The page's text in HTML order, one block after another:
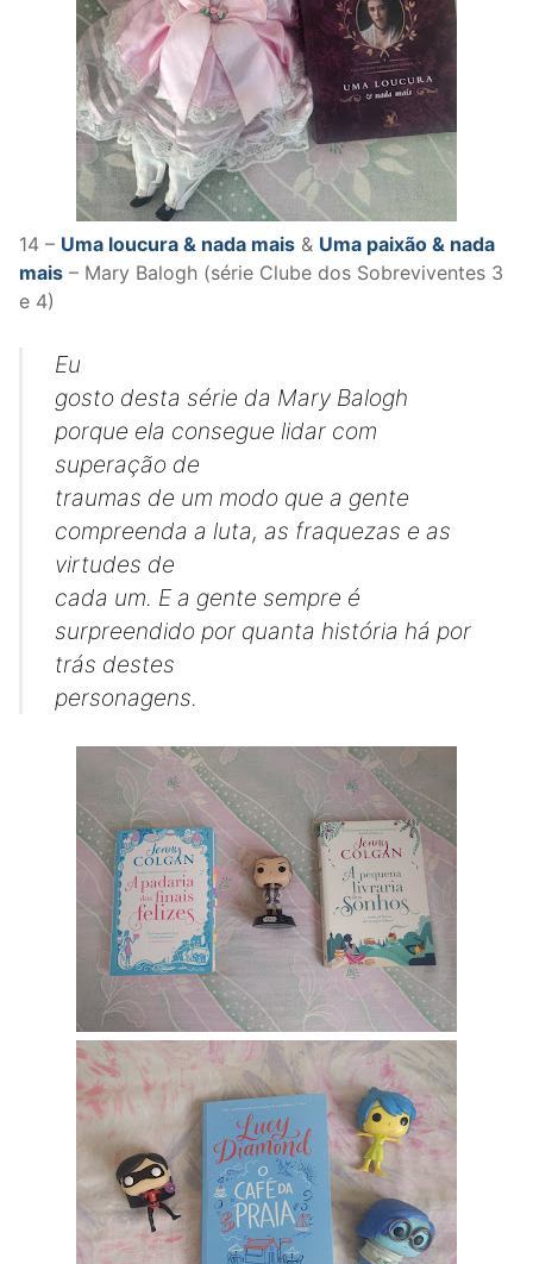
14 – Uma loucura & nada mais & Uma paixão & nada
mais – Mary Balogh (série Clube dos Sobreviventes 3
e 4)
Eu
gosto desta série da Mary Balogh
porque ela consegue lidar com
superação de
traumas de um modo que a gente
compreenda a luta, as fraquezas e as
virtudes de
cada um. E a gente sempre é
surpreendido por quanta história há por
trás destes
personagens.